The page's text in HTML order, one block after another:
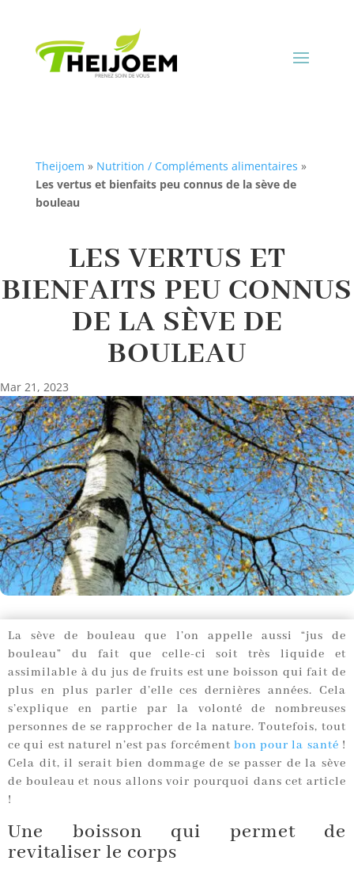
Theijoem » Nutrition / Compléments alimentaires »
Les vertus et bienfaits peu connus de la sève de
bouleau
LES VERTUS ET
BIENFAITS PEU CONNUS
DE LA SÈVE DE
BOULEAU
Mar 21, 2023
La sève de bouleau que l’on appelle aussi “jus de
bouleau” du fait que celle-ci soit très liquide et
assimilable à du jus de fruits est une boisson qui fait de
plus en plus parler d’elle ces dernières années. Cela
s’explique en partie par la volonté de nombreuses
personnes de se rapprocher de la nature. Toutefois, tout
ce qui est naturel n’est pas forcément bon pour la santé !
Cela dit, il serait bien dommage de se passer de la sève
de bouleau et nous allons voir pourquoi dans cet article
!
Une boisson qui permet de
revitaliser le corps